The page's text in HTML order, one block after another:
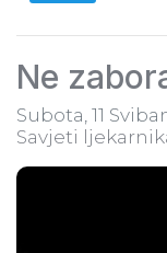
Ne
Subota, 11
Savjeti